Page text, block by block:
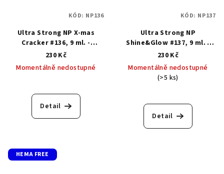
Ultra Strong NP X-mas
Cracker #136, 9 ml. -
Klasický lak s gelovým
efektem
230 Kč
Momentálně nedostupné
hodnocení
produktu
hvězdiček.
Detail
KÓD: NP136
Ultra Strong NP
Shine&Glow #137, 9 ml. -
Klasický lak s gelovým
efektem
230 Kč
Momentálně nedostupné
(>5 ks)
Detail
KÓD: NP137
HEMA FREE